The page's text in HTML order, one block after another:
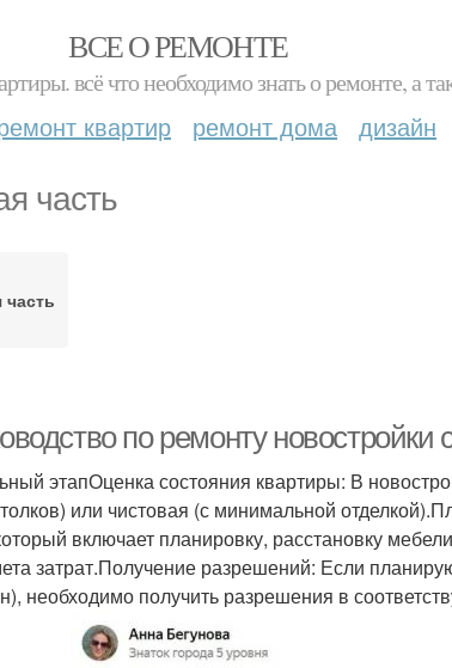
ВСЕ О РЕМОНТЕ
всё что необходимо знать о ремонте, а
квартир ремонт дома дизайн
часть
по ремонту новостройки
этапОценка состояния квартиры: В
или чистовая (с минимальной
включает планировку, расстановку
затрат.Получение разрешений: Если
необходимо получить разрешения в